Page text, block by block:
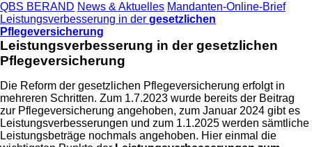
QBS BERAND News & Aktuelles Mandanten-Online-Brief
Leistungsverbesserung in der gesetzlichen
Pflegeversicherung
Leistungsverbesserung in dergesetzlichen
Pflegeversicherung
Die Reform der gesetzlichen Pflegeversicherung erfolgt in
mehreren Schritten. Zum 1.7.2023 wurde bereits der Beitrag
zur Pflegeversicherung angehoben, zum Januar 2024 gibt es
Leistungsverbesserungen und zum 1.1.2025 werden sämtliche
Leistungsbeträge nochmals angehoben. Hier einmal die